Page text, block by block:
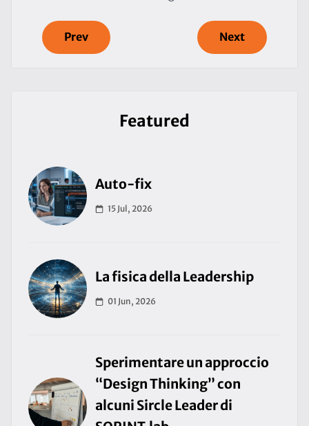
Prev Next
Featured
Auto-fix
15 Jul, 2026
La fisica della Leadership
01 Jun, 2026
Sperimentare un approccio
“Design Thinking” con
alcuni Sircle Leader di